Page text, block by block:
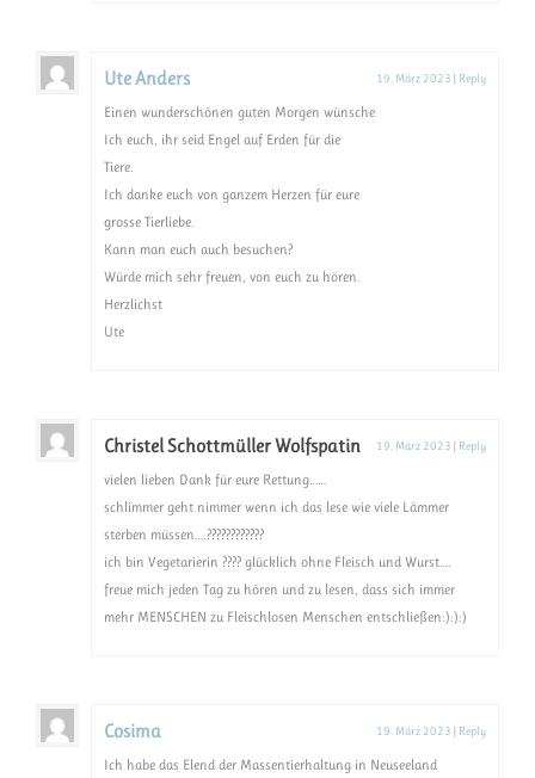
Ute Anders 19. März 2023 | Reply
Einen wunderschönen guten Morgen wünsche
Ich euch, ihr seid Engel auf Erden für die
Tiere.
Ich danke euch von ganzem Herzen für eure
grosse Tierliebe.
Kann man euch auch besuchen?
Würde mich sehr freuen, von euch zu hören.
Herzlichst
Ute
Christel Schottmüller Wolfspatin 19. März 2023 | Reply
vielen lieben Dank für eure Rettung……
schlimmer geht nimmer wenn ich das lese wie viele Lämmer
sterben müssen….????????????
ich bin Vegetarierin ???? glücklich ohne Fleisch und Wurst….
freue mich jeden Tag zu hören und zu lesen, dass sich immer
mehr MENSCHEN zu Fleischlosen Menschen entschließen:):):)
Cosima 19. März 2023 | Reply
Ich habe das Elend der Massentierhaltung in Neuseeland